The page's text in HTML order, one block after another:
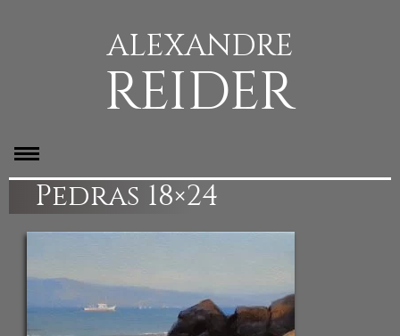
ALEXANDRE
REIDER
Pedras 18×24